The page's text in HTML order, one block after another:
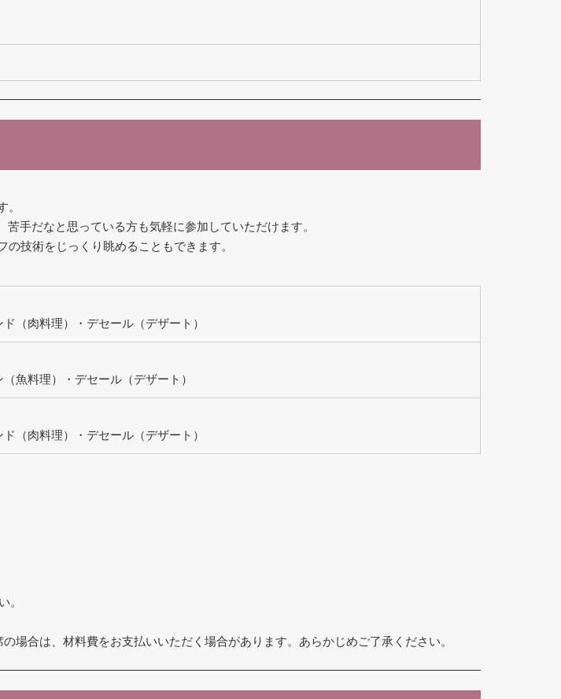
手だなと思っている方も気軽に参加していただけます。
技術をじっくり眺めることもできます。
（肉料理）・デセール（デザート）
魚料理）・デセール（デザート）
（肉料理）・デセール（デザート）
。
合は、材料費をお支払いいただく場合があります。あらかじめご了承ください。